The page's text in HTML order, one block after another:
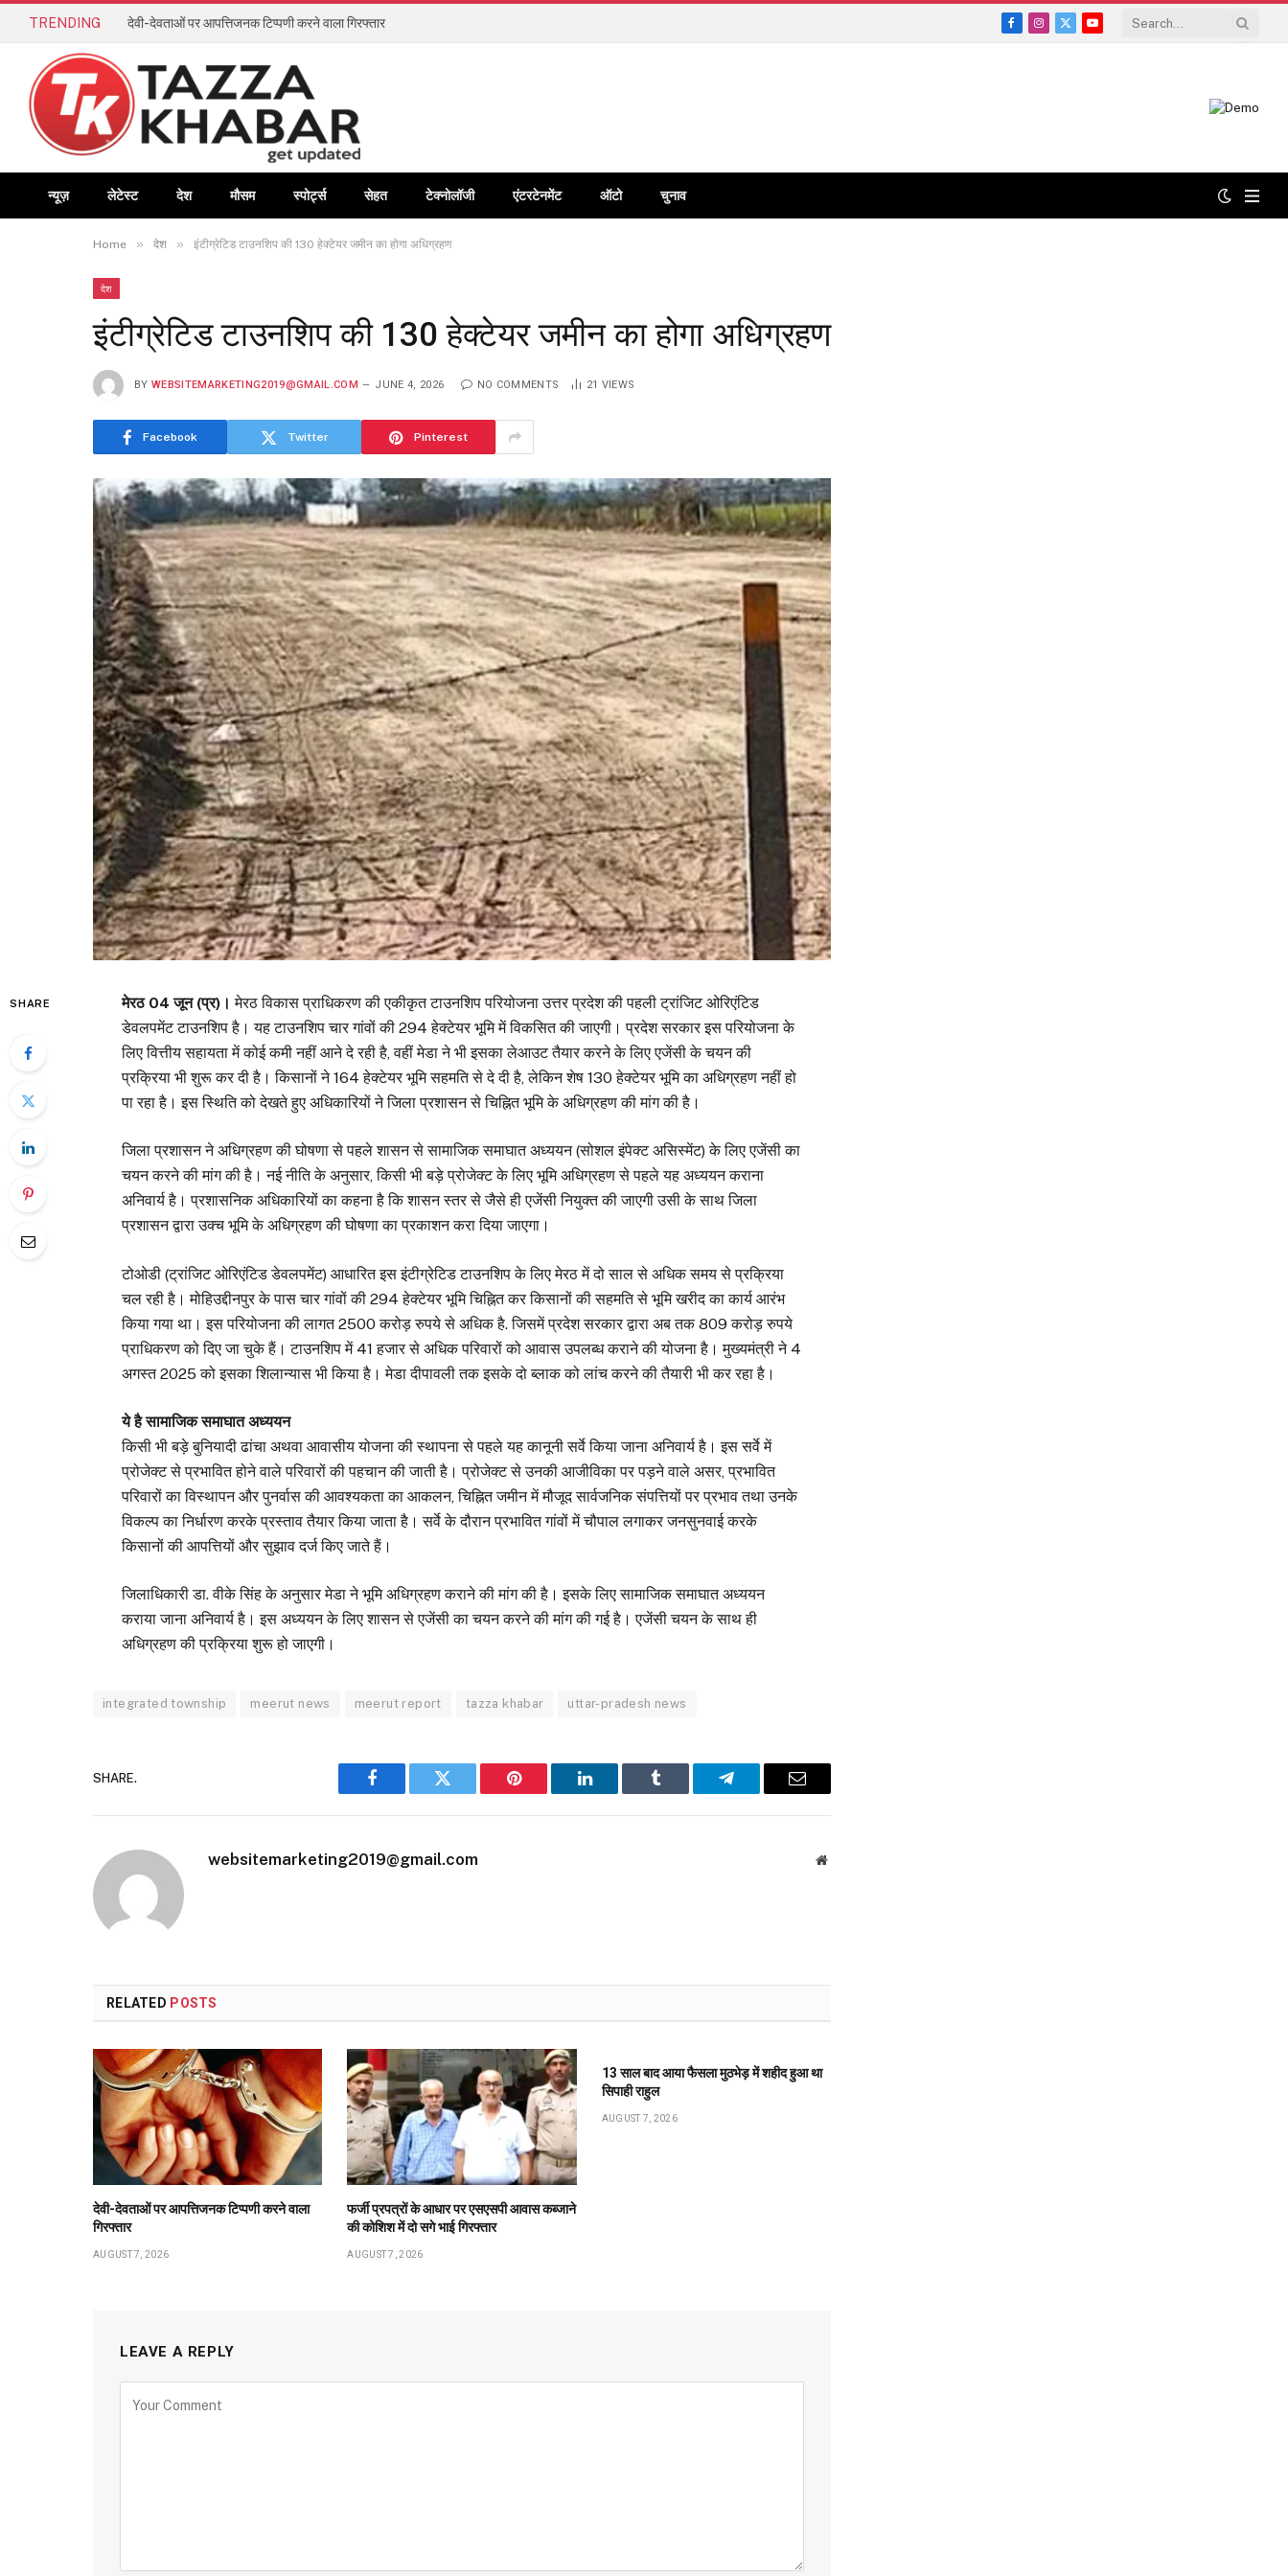
TRENDING देवी-देवताओं पर आपत्तिजनक टिप्पणी करने वाला गिरफ्तार
Facebook
Instagram
X
YouTube
न्यूज़ लेटेस्ट देश मौसम स्पोर्ट्स सेहत टेक्नोलॉजी एंटरटेनमेंट ऑटो चुनाव
Home » देश » इंटीग्रेटिड टाउनशिप की 130 हेक्टेयर जमीन का होगा अधिग्रहण
देश
इंटीग्रेटिड टाउनशिप की 130 हेक्टेयर जमीन का होगा अधिग्रहण
BY WEBSITEMARKETING2019@GMAIL.COM JUNE 4, 2026 NO COMMENTS 21 VIEWS
Facebook Twitter Pinterest
SHARE मेरठ 04 जून (प्र)।मेरठ विकास प्राधिकरण की एकीकृत टाउनशिप परियोजना उत्तर प्रदेश की पहली ट्रांजिट ओरिएंटिड
डेवलपमेंट टाउनशिप है। यह टाउनशिप चार गांवों की 294 हेक्टेयर भूमि में विकसित की जाएगी। प्रदेश सरकार इस परियोजना के
लिए वित्तीय सहायता में कोई कमी नहीं आने दे रही है, वहीं मेडा ने भी इसका लेआउट तैयार करने के लिए एजेंसी के चयन की
प्रक्रिया भी शुरू कर दी है। किसानों ने 164 हेक्टेयर भूमि सहमति से दे दी है, लेकिन शेष 130 हेक्टेयर भूमि का अधिग्रहण नहीं हो
पा रहा है। इस स्थिति को देखते हुए अधिकारियों ने जिला प्रशासन से चिह्नित भूमि के अधिग्रहण की मांग की है।
जिला प्रशासन ने अधिग्रहण की घोषणा से पहले शासन से सामाजिक समाघात अध्ययन (सोशल इंपेक्ट असिस्मेंट) के लिए एजेंसी का
चयन करने की मांग की है। नई नीति के अनुसार, किसी भी बड़े प्रोजेक्ट के लिए भूमि अधिग्रहण से पहले यह अध्ययन कराना
अनिवार्य है। प्रशासनिक अधिकारियों का कहना है कि शासन स्तर से जैसे ही एजेंसी नियुक्त की जाएगी उसी के साथ जिला
प्रशासन द्वारा उक्च भूमि के अधिग्रहण की घोषणा का प्रकाशन करा दिया जाएगा।
टोओडी (ट्रांजिट ओरिएंटिड डेवलपमेंट) आधारित इस इंटीग्रेटिड टाउनशिप के लिए मेरठ में दो साल से अधिक समय से प्रक्रिया
चल रही है। मोहिउद्दीनपुर के पास चार गांवों की 294 हेक्टेयर भूमि चिह्नित कर किसानों की सहमति से भूमि खरीद का कार्य आरंभ
किया गया था। इस परियोजना की लागत 2500 करोड़ रुपये से अधिक है. जिसमें प्रदेश सरकार द्वारा अब तक 809 करोड़ रुपये
प्राधिकरण को दिए जा चुके हैं। टाउनशिप में 41 हजार से अधिक परिवारों को आवास उपलब्ध कराने की योजना है। मुख्यमंत्री ने 4
अगस्त 2025 को इसका शिलान्यास भी किया है। मेडा दीपावली तक इसके दो ब्लाक को लांच करने की तैयारी भी कर रहा है।
ये है सामाजिक समाघात अध्ययन
किसी भी बड़े बुनियादी ढांचा अथवा आवासीय योजना की स्थापना से पहले यह कानूनी सर्वे किया जाना अनिवार्य है। इस सर्वे में
प्रोजेक्ट से प्रभावित होने वाले परिवारों की पहचान की जाती है। प्रोजेक्ट से उनकी आजीविका पर पड़ने वाले असर, प्रभावित
परिवारों का विस्थापन और पुनर्वास की आवश्यकता का आकलन, चिह्नित जमीन में मौजूद सार्वजनिक संपत्तियों पर प्रभाव तथा उनके
विकल्प का निर्धारण करके प्रस्ताव तैयार किया जाता है। सर्वे के दौरान प्रभावित गांवों में चौपाल लगाकर जनसुनवाई करके
किसानों की आपत्तियों और सुझाव दर्ज किए जाते हैं।
जिलाधिकारी डा. वीके सिंह के अनुसार मेडा ने भूमि अधिग्रहण कराने की मांग की है। इसके लिए सामाजिक समाघात अध्ययन
कराया जाना अनिवार्य है। इस अध्ययन के लिए शासन से एजेंसी का चयन करने की मांग की गई है। एजेंसी चयन के साथ ही
अधिग्रहण की प्रक्रिया शुरू हो जाएगी।
integrated township meerut news meerut report tazza khabar uttar-pradesh news
SHARE.
Facebook Twitter Pinterest LinkedIn Tumblr Telegram Email
websitemarketing2019@gmail.com Website
RELATED POSTS
देवी-देवताओं पर आपत्तिजनक टिप्पणी करने वाला
गिरफ्तार
AUGUST 7, 2026
फर्जी प्रपत्रों के आधार पर एसएसपी आवास कब्जाने
की कोशिश में दो सगे भाई गिरफ्तार
AUGUST 7, 2026
13 साल बाद आया फैसला मुठभेड़ में शहीद हुआ था
सिपाही राहुल
AUGUST 7, 2026
LEAVE A REPLY